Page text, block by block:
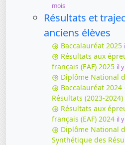
mois
Résultats et
anciens élèves
Baccalauréat 2025
Résultats aux
français (EAF) 2025 il
Diplôme National
Baccalauréat
Résultats (2023-2024)
Résultats aux
français (EAF) 2024 il
Diplôme National
Synthétique des